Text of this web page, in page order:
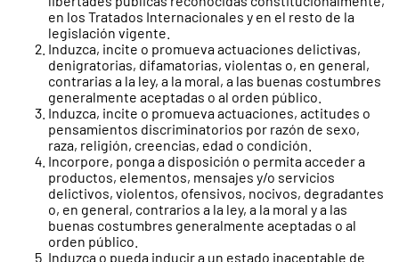
en los Tratados Internacionales y en el resto de la
legislación vigente.
Induzca, incite o promueva actuaciones delictivas,
denigratorias, difamatorias, violentas o, en general,
contrarias a la ley, a la moral, a las buenas costumbres
generalmente aceptadas o al orden público.
Induzca, incite o promueva actuaciones, actitudes o
pensamientos discriminatorios por razón de sexo,
raza, religión, creencias, edad o condición.
Incorpore, ponga a disposición o permita acceder a
productos, elementos, mensajes y/o servicios
delictivos, violentos, ofensivos, nocivos, degradantes
o, en general, contrarios a la ley, a la moral y a las
buenas costumbres generalmente aceptadas o al
orden público.
Induzca o pueda inducir a un estado inaceptable de